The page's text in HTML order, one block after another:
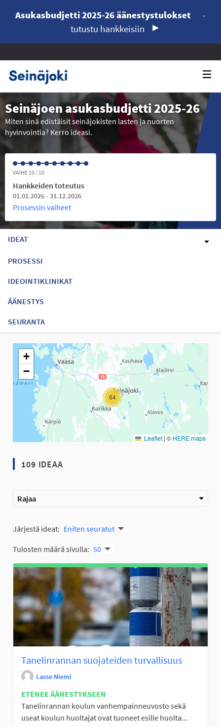
Asukasbudjetti 2025-26 äänestystulokset
-
tutustu hankkeisiin
Seinäjoen asukasbudjetti 2025-26
Miten sinä edistäisit seinäjokisten lasten ja nuorten
hyvinvointia? Kerro ideasi.
VAIHE 10 / 10
Hankkeiden toteutus
01.01.2026 - 31.12.2026
Prosessin vaiheet
IDEAT
PROSESSI
IDEOINTIKLINIKAT
ÄÄNESTYS
SEURANTA
Seuraavassa elementissä on kartta, joka esittää tämän
64
+
−
Leaflet | © HERE maps
109 IDEAA
Rajaa
Järjestä ideat: Eniten seuratut
Tulosten määrä sivulla: 50
Tanelinrannan suojateiden turvallisuus
Lasse Niemi
ETENEE ÄÄNESTYKSEEN
Tanelinrannan koulun vanhempainneuvosto sekä
useat koulun huoltajat ovat tuoneet esille huolta...